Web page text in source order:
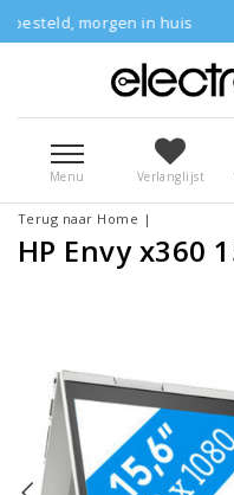
in huis
Menu Verlanglijst
Terug naar Home |
HP Envy x360